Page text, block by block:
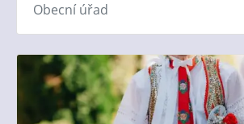
Obecní úřad